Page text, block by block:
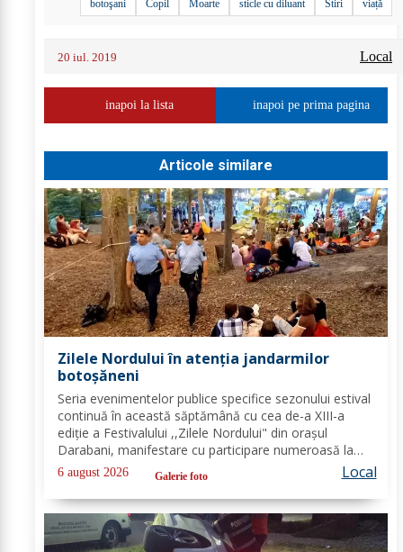
botoşani Copil Moarte sticle cu diluant Stiri viață
20 iul. 2019 Local
inapoi la lista inapoi pe prima pagina
Articole similare
Zilele Nordului în atenția jandarmilor
botoșăneni
Seria evenimentelor publice specifice sezonului estival
continuă în această săptămână cu cea de-a XIII-a
ediție a Festivalului ,,Zilele Nordului" din orașul
Darabani, manifestare cu participare numeroasă la
care Inspectoratul de Jandarmi Județean Botoșani, în
cooperare cu partenerii instituționali,...
6 august 2026 Galerie foto Local